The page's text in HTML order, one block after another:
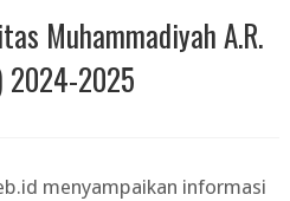
Muhammadiyah A.R.
2024-2025
menyampaikan informasi